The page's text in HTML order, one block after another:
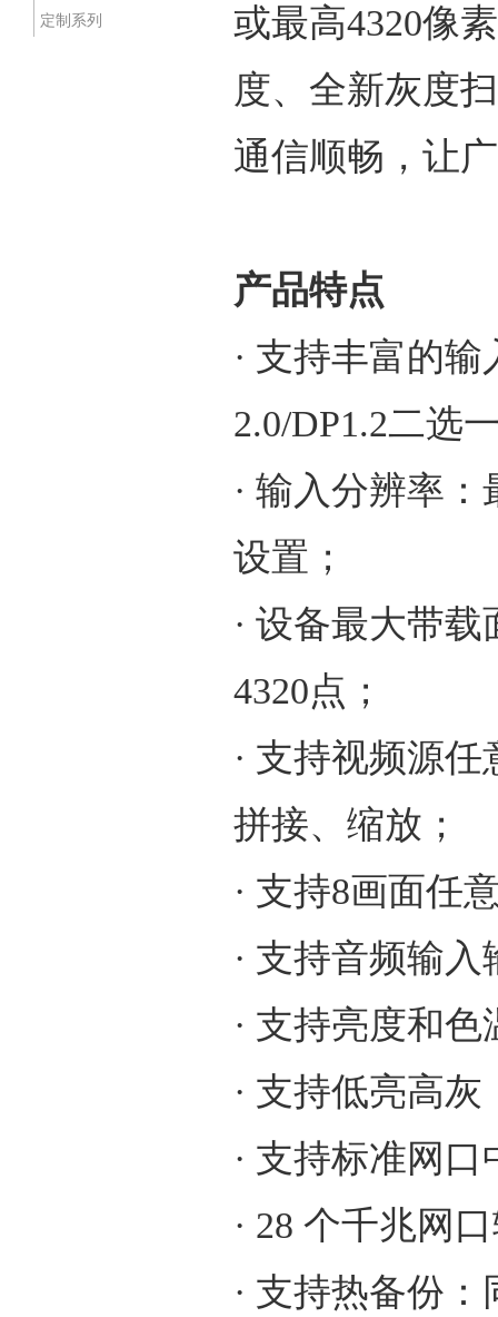
定制系列
或最高4320像
度、全新灰度
通信顺畅，让
产品特点
· 支持丰富的
2.0/DP1.2二选
· 输入分辨率
设置；
· 设备最大带
4320点；
· 支持视频源
拼接、缩放；
· 支持8画面任
· 支持音频输入
· 支持亮度和色
· 支持低亮高灰
· 支持标准网
· 28 个千兆网
· 支持热备份